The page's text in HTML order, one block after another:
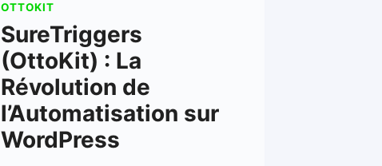
OTTOKIT
SureTriggers
(OttoKit) : La
Révolution de
l’Automatisation sur
WordPress